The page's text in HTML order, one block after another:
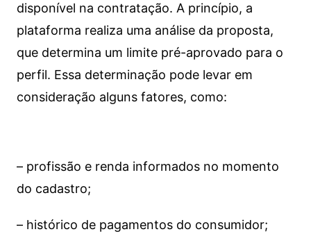
disponível na contratação. A princípio, a
plataforma realiza uma análise da proposta,
que determina um limite pré-aprovado para o
perfil. Essa determinação pode levar em
consideração alguns fatores, como:
– profissão e renda informados no momento
do cadastro;
– histórico de pagamentos do consumidor;